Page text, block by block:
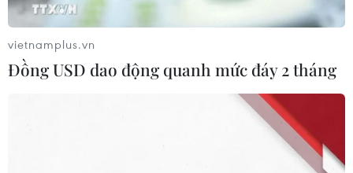
Sân bay quốc tế Hong Kong bắt đầu khôi
vietnamplus.vn
Đồng USD dao động quanh mức đáy 2 tháng